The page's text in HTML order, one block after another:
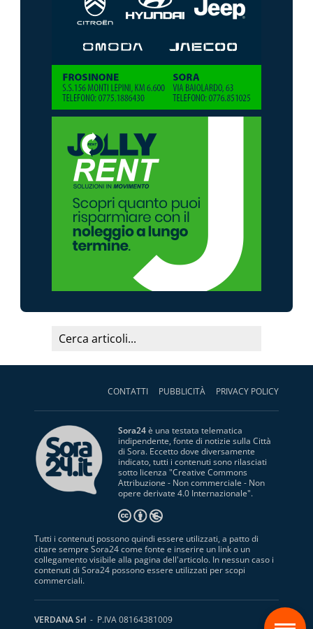
CONTATTI PUBBLICITÀ PRIVACY POLICY
Sora24è una testata telematica
indipendente, fonte di notizie sulla Città
di Sora. Eccetto dove diversamente
indicato, tutti i contenuti sono rilasciati
sotto licenza "Creative Commons
Attribuzione - Non commerciale - Non
opere derivate 4.0 Internazionale".
Tutti i contenuti possono quindi essere utilizzati, a patto di
citare sempre Sora24 come fonte e inserire un link o un
collegamento visibile alla pagina dell'articolo. In nessun caso i
contenuti di Sora24 possono essere utilizzati per scopi
commerciali.
VERDANA Srl - P.IVA 08164381009